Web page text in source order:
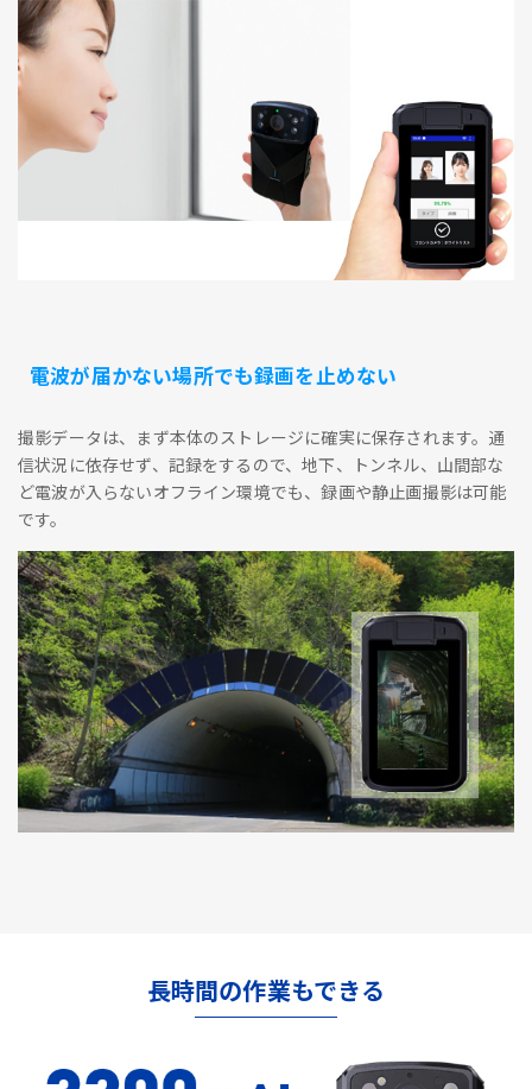
電波が届かない場所でも録画を止めない
撮影データは、まず本体のストレージに確実に保存されます。通
信状況に依存せず、記録をするので、地下、トンネル、山間部な
ど電波が入らないオフライン環境でも、録画や静止画撮影は可能
です。
長時間の作業もできる